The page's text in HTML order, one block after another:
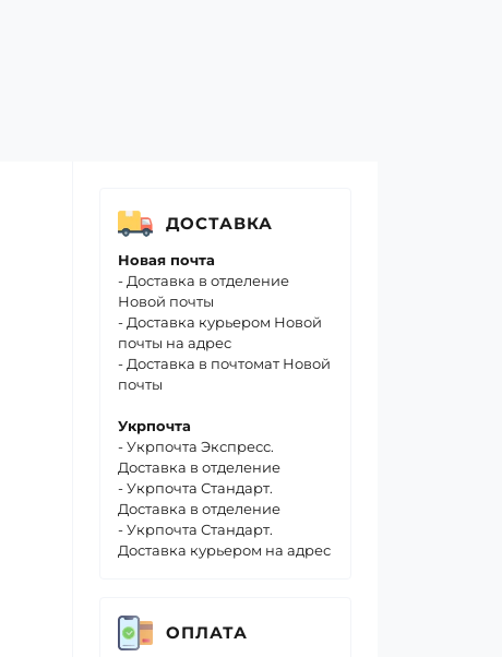
ДОСТАВКА
Новая почта
- Доставка в отделение
Новой почты
- Доставка курьером Новой
почты на адрес
- Доставка в почтомат Новой
почты
Укрпочта
- Укрпочта Экспресс.
Доставка в отделение
- Укрпочта Стандарт.
Доставка в отделение
- Укрпочта Стандарт.
Доставка курьером на адрес
ОПЛАТА